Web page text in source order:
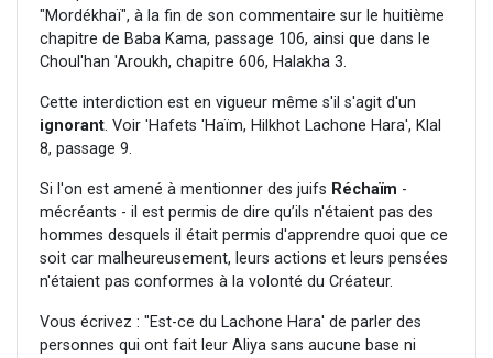
"Mordékhaï", à la fin de son commentaire sur le huitième
chapitre de Baba Kama, passage 106, ainsi que dans le
Choul'han 'Aroukh, chapitre 606, Halakha 3.
Cette interdiction est en vigueur même s'il s'agit d'un
ignorant. Voir 'Hafets 'Haïm, Hilkhot Lachone Hara', Klal
8, passage 9.
Si l'on est amené à mentionner des juifs Réchaïm -
mécréants - il est permis de dire qu’ils n'étaient pas des
hommes desquels il était permis d'apprendre quoi que ce
soit car malheureusement, leurs actions et leurs pensées
n'étaient pas conformes à la volonté du Créateur.
Vous écrivez : "Est-ce du Lachone Hara' de parler des
personnes qui ont fait leur Aliya sans aucune base ni